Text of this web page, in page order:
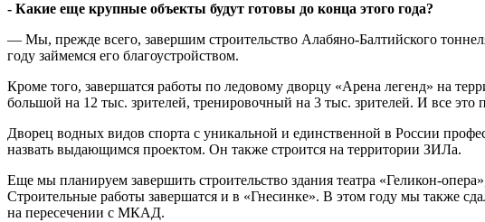
- Какие еще крупные объекты будут готовы до конца этого года?
— Мы, прежде всего, завершим строительство Алабяно-Балтийского
году займемся его благоустройством.
Кроме того, завершатся работы по ледовому дворцу «Арена легенд» на
большой на 12 тыс. зрителей, тренировочный на 3 тыс. зрителей. И все
Дворец водных видов спорта с уникальной и единственной в России
назвать выдающимся проектом. Он также строится на территории ЗИЛа.
Еще мы планируем завершить строительство здания театра «Геликон-
Строительные работы завершатся и в «Гнесинке». В этом году мы также
на пересечении с МКАД.